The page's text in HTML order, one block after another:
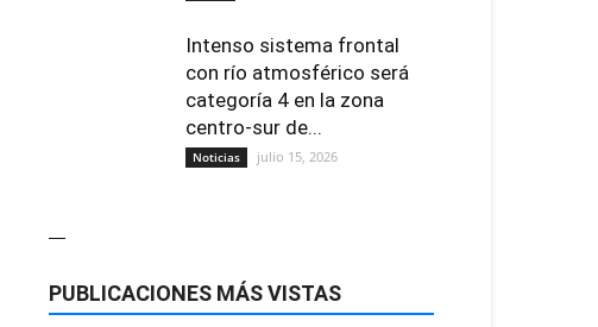
Intenso sistema frontal
con río atmosférico será
categoría 4 en la zona
centro-sur de...
Noticias julio 15, 2026
—
PUBLICACIONES MÁS VISTAS